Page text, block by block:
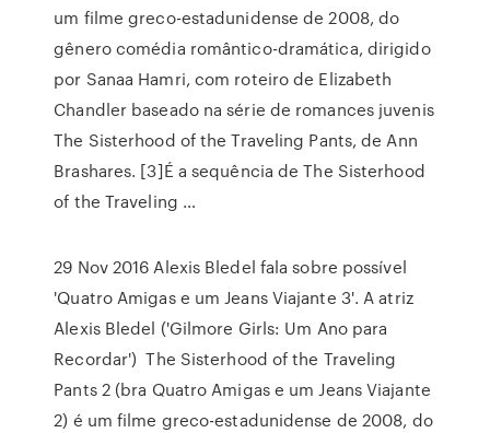
um filme greco-estadunidense de 2008, do
gênero comédia romântico-dramática, dirigido
por Sanaa Hamri, com roteiro de Elizabeth
Chandler baseado na série de romances juvenis
The Sisterhood of the Traveling Pants, de Ann
Brashares. [3]É a sequência de The Sisterhood
of the Traveling …
29 Nov 2016 Alexis Bledel fala sobre possível
'Quatro Amigas e um Jeans Viajante 3'. A atriz
Alexis Bledel ('Gilmore Girls: Um Ano para
Recordar') The Sisterhood of the Traveling
Pants 2 (bra Quatro Amigas e um Jeans Viajante
2) é um filme greco-estadunidense de 2008, do